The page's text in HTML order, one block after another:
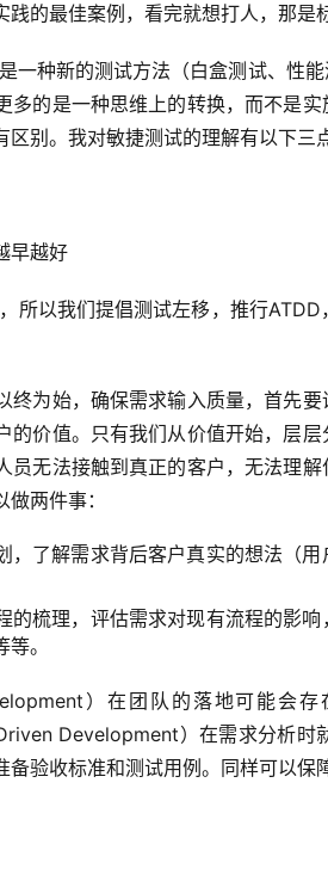
的最佳案例，看完就想打人，那是
多的是一种思维上的转换，而不是
别。我对敏捷测试的理解有以下三点
早越好
终为始，确保需求输入质量，首先
的价值。只有我们从价值开始，层
员无法接触到真正的客户，无法理
两件事：
，了解需求背后客户真实的想法（
的梳理，评估需求对现有流程的影
。
）在团队的落地可能会
Development）在需求分析时
备验收标准和测试用例。同样可以保